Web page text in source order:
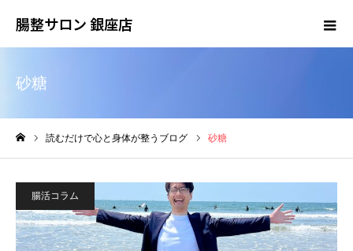
腸整サロン 銀座店
砂糖
読むだけで心と身体が整うブログ 砂糖
腸活コラム